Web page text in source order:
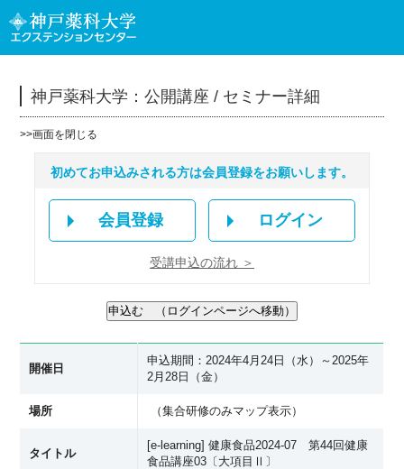
神戸薬科大学：公開講座 / セミナー詳細
>>画面を閉じる
初めてお申込みされる方は会員登録をお願いします。
会員登録 ログイン
受講申込の流れ ＞
開催日
申込期間：2024年4月24日（水）～2025年
2月28日（金）
場所 （集合研修のみマップ表示）
タイトル
[e-learning] 健康食品2024-07 第44回健康
食品講座03〔大項目Ⅱ〕